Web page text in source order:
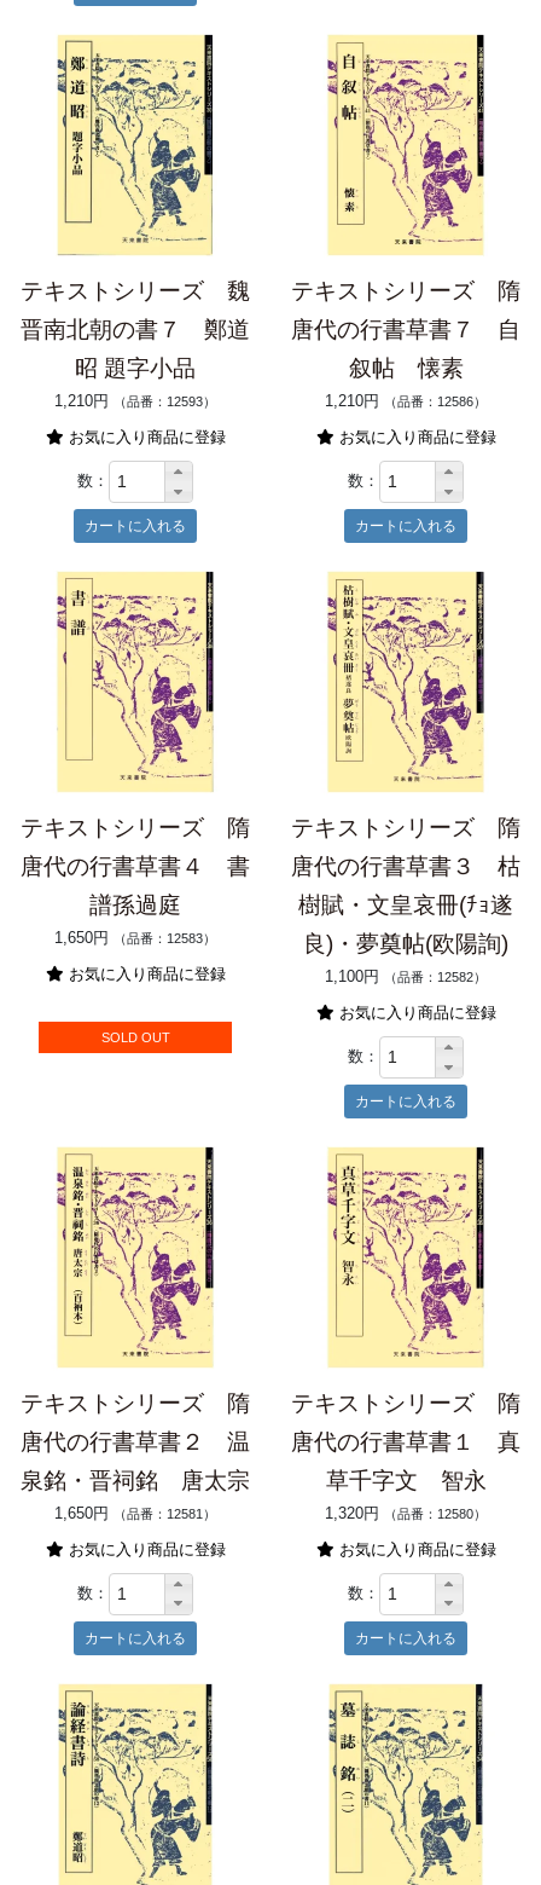
テキストシリーズ 魏
晋南北朝の書７ 鄭道
昭 題字小品
1,210円 （品番：12593）
お気に入り商品に登録
数：
テキストシリーズ 隋
唐代の行書草書７ 自
叙帖 懐素
1,210円 （品番：12586）
お気に入り商品に登録
数：
テキストシリーズ 隋
唐代の行書草書４ 書
譜孫過庭
1,650円 （品番：12583）
お気に入り商品に登録
SOLD OUT
テキストシリーズ 隋
唐代の行書草書３ 枯
樹賦・文皇哀冊(ﾁｮ遂
良)・夢奠帖(欧陽詢)
1,100円 （品番：12582）
お気に入り商品に登録
数：
テキストシリーズ 隋
唐代の行書草書２ 温
泉銘・晋祠銘 唐太宗
1,650円 （品番：12581）
お気に入り商品に登録
数：
テキストシリーズ 隋
唐代の行書草書１ 真
草千字文 智永
1,320円 （品番：12580）
お気に入り商品に登録
数：